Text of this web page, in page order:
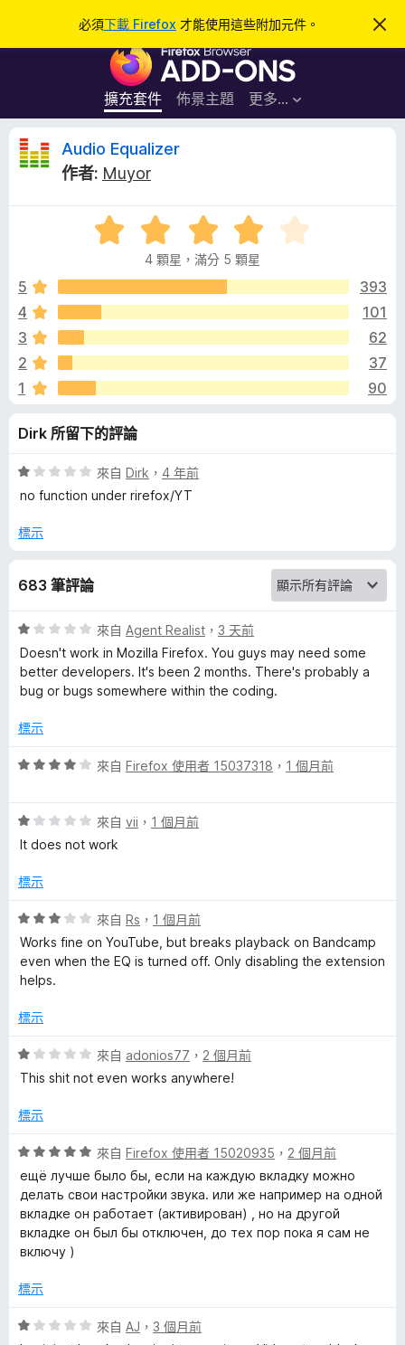
必須下載 Firefox 才能使用這些附加元件。
忽
此
F
r
e
覽
器
附
加
件
擴充套件 佈景主題 更多…
登入
A
i
o
E
q
u
a
i
z
e
的
評
論
Audio Equalizer
作者: Muyor
評
價
分
滿
5
4 顆星，滿分 5 顆星
5
393
4
101
3
62
2
37
1
90
Dirk 所留下的評論
評
價
分
分
分
來自 Dirk ， 4 年前
no function under rirefox/YT
標示
683 筆評論
評
價
1
分
滿
5
來自 Agent Realist ， 3 天前
Doesn't work in Mozilla Firefox. You guys may need some
better developers. It's been 2 months. There's probably a
bug or bugs somewhere within the coding.
標示
評
分
，
分
分
來自 Firefox 使用者 15037318 ， 1 個月前
評
價
分
滿
分
分
來自 vii ， 1 個月前
It does not work
標示
評
價
3
分
滿
5
分
來自 Rs ， 1 個月前
Works fine on YouTube, but breaks playback on Bandcamp
even when the EQ is turned off. Only disabling the extension
helps.
標示
評
價
分
滿
分
來自 adonios77 ， 2 個月前
This shit not even works anywhere!
標示
評
價
5
分
，
滿
5
來自 Firefox 使用者 15020935 ， 2 個月前
ещё лучше было бы, если на каждую вкладку можно
делать свои настройки звука. или же например на одной
вкладке он работает (активирован) , но на другой
вкладке он был бы отключен, до тех пор пока я сам не
включу )
標示
評
來自 AJ ， 3 個月前